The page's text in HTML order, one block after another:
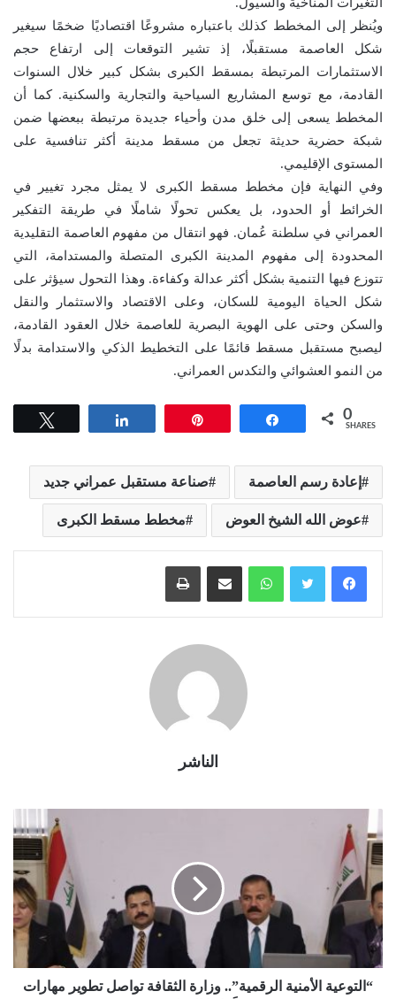
ويُنظر إلى المخطط كذلك باعتباره مشروعًا اقتصاديًا ضخمًا سيغير
شكل العاصمة مستقبلًا، إذ تشير التوقعات إلى ارتفاع حجم
الاستثمارات المرتبطة بمسقط الكبرى بشكل كبير خلال السنوات
القادمة، مع توسع المشاريع السياحية والتجارية والسكنية. كما أن
المخطط يسعى إلى خلق مدن وأحياء جديدة مرتبطة ببعضها ضمن
شبكة حضرية حديثة تجعل من مسقط مدينة أكثر تنافسية على
المستوى الإقليمي.
وفي النهاية فإن مخطط مسقط الكبرى لا يمثل مجرد تغيير في
الخرائط أو الحدود، بل يعكس تحولًا شاملًا في طريقة التفكير
العمراني في سلطنة عُمان. فهو انتقال من مفهوم العاصمة التقليدية
المحدودة إلى مفهوم المدينة الكبرى المتصلة والمستدامة، التي
تتوزع فيها التنمية بشكل أكثر عدالة وكفاءة. وهذا التحول سيؤثر على
شكل الحياة اليومية للسكان، وعلى الاقتصاد والاستثمار والنقل
والسكن وحتى على الهوية البصرية للعاصمة خلال العقود القادمة،
ليصبح مستقبل مسقط قائمًا على التخطيط الذكي والاستدامة بدلًا
من النمو العشوائي والتكدس العمراني.
Share 0
SHARES
إعادة رسم العاصمة صناعة مستقبل عمراني جديد
عوض الله الشيخ العوض مخطط مسقط الكبرى
واتساب مشاركة عبر البريد طباعة
الناشر
“التوعية الأمنية الرقمية”.. وزارة الثقافة تواصل تطوير مهارات